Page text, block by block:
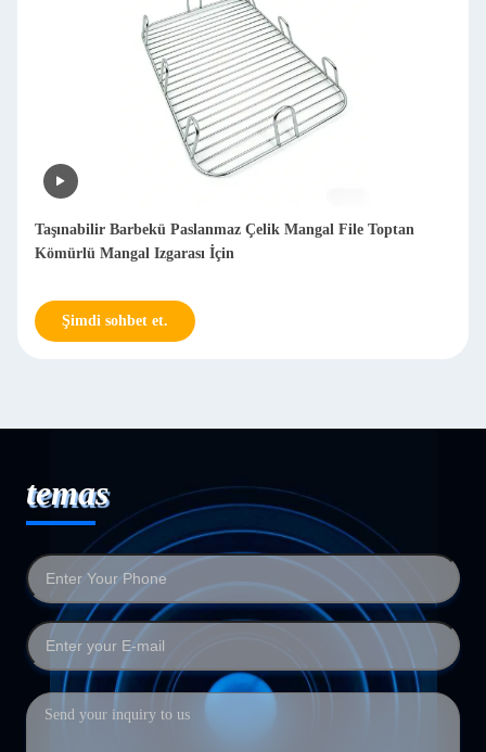
İşlenmiş Paslanmaz Çelik Metal Barbekü Izgara Rafı Açık
Piknik
Şimdi sohbet et.
temas